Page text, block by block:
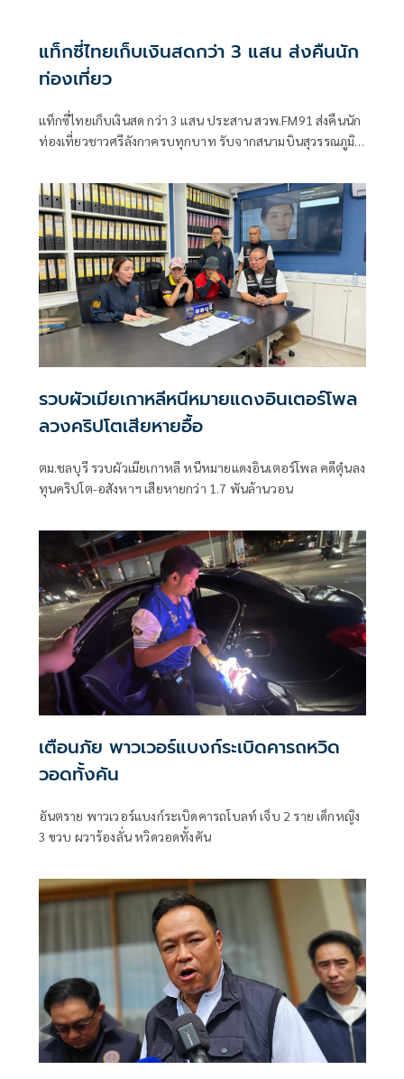
แท็กซี่ไทยเก็บเงินสดกว่า 3 แสน ส่งคืนนัก
ท่องเที่ยว
แท็กซี่ไทยเก็บเงินสด กว่า 3 แสน ประสาน สวพ.FM91 ส่งคืนนัก
ท่องเที่ยวชาวศรีลังกาครบทุกบาท รับจากสนามบินสุวรรณภูมิ
รวบผัวเมียเกาหลีหนีหมายแดงอินเตอร์โพล
ลวงคริปโตเสียหายอื้อ
ตม.ชลบุรี รวบผัวเมียเกาหลี หนีหมายแดงอินเตอร์โพล คดีตุ๋นลง
ทุนคริปโต-อสังหาฯ เสียหายกว่า 1.7 พันล้านวอน
เตือนภัย พาวเวอร์แบงก์ระเบิดคารถหวิด
วอดทั้งคัน
อันตราย พาวเวอร์แบงก์ระเบิดคารถโบลท์ เจ็บ 2 ราย เด็กหญิง
3 ขวบ ผวาร้องลั่น หวิดวอดทั้งคัน